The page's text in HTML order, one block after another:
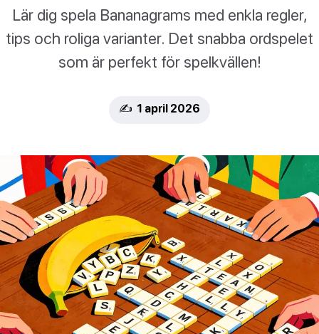
Lär dig spela Bananagrams med enkla regler,
tips och roliga varianter. Det snabba ordspelet
som är perfekt för spelkvällen!
✍️ 1 april 2026